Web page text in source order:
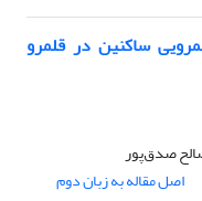
ساکنین در قلمرو
صدق‌پور
اصل مقاله به زبان دوم